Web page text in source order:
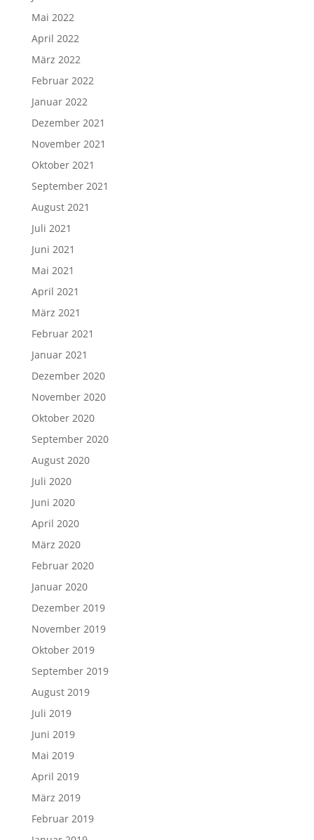
Mai 2022
April 2022
März 2022
Februar 2022
Januar 2022
Dezember 2021
November 2021
Oktober 2021
September 2021
August 2021
Juli 2021
Juni 2021
Mai 2021
April 2021
März 2021
Februar 2021
Januar 2021
Dezember 2020
November 2020
Oktober 2020
September 2020
August 2020
Juli 2020
Juni 2020
April 2020
März 2020
Februar 2020
Januar 2020
Dezember 2019
November 2019
Oktober 2019
September 2019
August 2019
Juli 2019
Juni 2019
Mai 2019
April 2019
März 2019
Februar 2019